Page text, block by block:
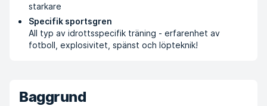
starkare
Specifik sportsgren
All typ av idrottsspecifik träning - erfarenhet av
fotboll, explosivitet, spänst och löpteknik!
Baggrund